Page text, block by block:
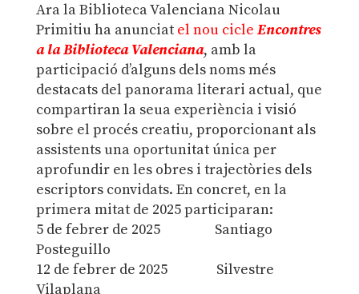
Ara la Biblioteca Valenciana Nicolau
Primitiu ha anunciat el nou cicle Encontres
a la Biblioteca Valenciana, amb la
participació d’alguns dels noms més
destacats del panorama literari actual, que
compartiran la seua experiència i visió
sobre el procés creatiu, proporcionant als
assistents una oportunitat única per
aprofundir en les obres i trajectòries dels
escriptors convidats. En concret, en la
primera mitat de 2025 participaran:
5 de febrer de 2025 Santiago
Posteguillo
12 de febrer de 2025 Silvestre
Vilaplana